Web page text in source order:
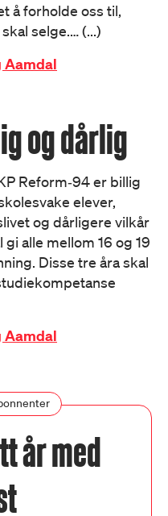
å forholde oss til,
selge.… (...)
Aamdal
og dårlig
Reform‑94 er billig
elever,
og dårligere vilkår
alle mellom 16 og 19
Disse tre åra skal
Aamdal
år med